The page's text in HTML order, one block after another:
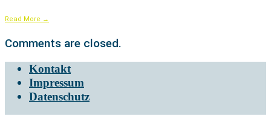
Read More →
Comments are closed.
Kontakt
Impressum
Datenschutz